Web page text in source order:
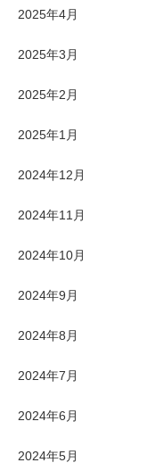
2025年4月
2025年3月
2025年2月
2025年1月
2024年12月
2024年11月
2024年10月
2024年9月
2024年8月
2024年7月
2024年6月
2024年5月